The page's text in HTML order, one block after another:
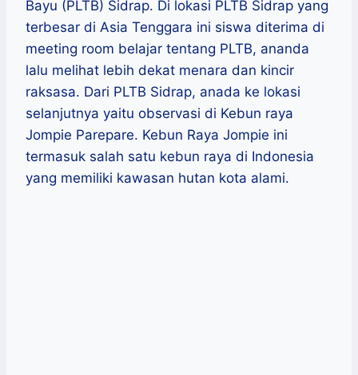
Bayu (PLTB) Sidrap. Di lokasi PLTB Sidrap yang
terbesar di Asia Tenggara ini siswa diterima di
meeting room belajar tentang PLTB, ananda
lalu melihat lebih dekat menara dan kincir
raksasa. Dari PLTB Sidrap, anada ke lokasi
selanjutnya yaitu observasi di Kebun raya
Jompie Parepare. Kebun Raya Jompie ini
termasuk salah satu kebun raya di Indonesia
yang memiliki kawasan hutan kota alami.